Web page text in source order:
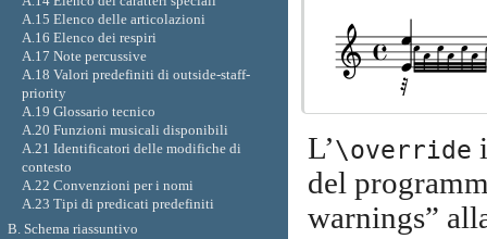
L’\override
del
warnings”
A.15 Elenco delle articolazioni
A.16 Elenco dei respiri
A.17 Note percussive
A.18 Valori predefiniti di outside-staff-
priority
A.19 Glossario tecnico
A.20 Funzioni musicali disponibili
A.21 Identificatori delle modifiche di
contesto
A.22 Convenzioni per i nomi
A.23 Tipi di predicati predefiniti
B. Schema riassuntivo